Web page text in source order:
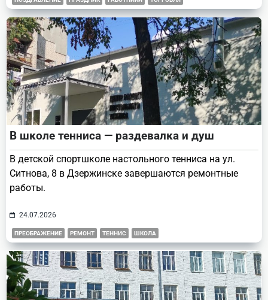
В школе тенниса — раздевалка и душ
В детской спортшколе настольного тенниса на ул.
Ситнова, 8 в Дзержинске завершаются ремонтные
работы.
24.07.2026
ПРЕОБРАЖЕНИЕ РЕМОНТ ТЕННИС ШКОЛА